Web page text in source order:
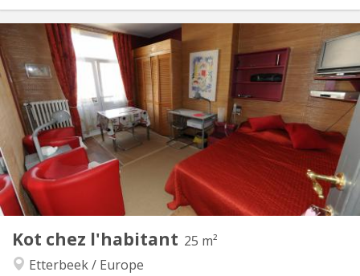
Kot chez l'habitant 25 m²
Etterbeek / Europe
Infos Pratiques
Loyer:
700 €
Charges:
175 €
Durée:
12 mois
Domiciliation:
Acceptée
Aménagement
Salle de bain:
Privée
Cuisine:
Privée (pièce distincte)
Superficie:
25 m
Pièces privées:
2
Studieuse, calme, chaleureuse